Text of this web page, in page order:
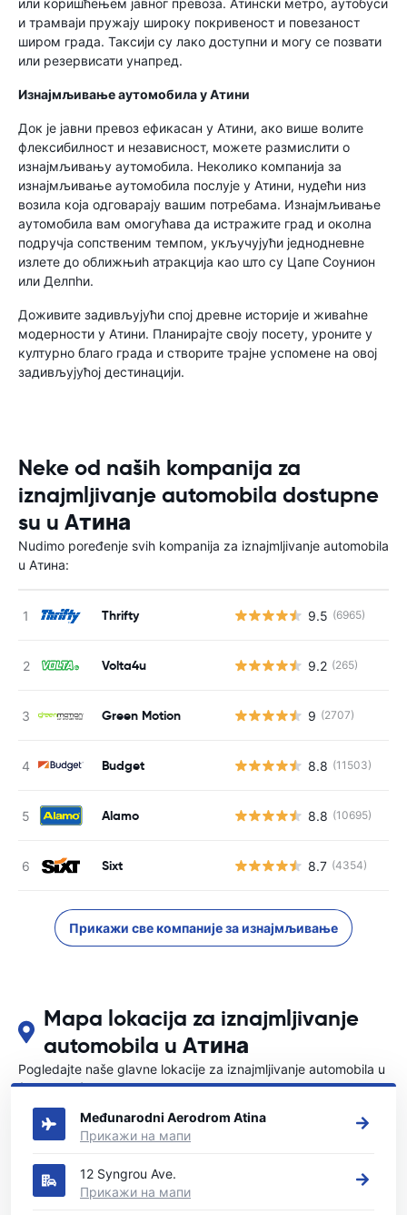
или коришћењем јавног превоза. Атински метро, аутобуси
и трамваји пружају широку покривеност и повезаност
широм града. Таксији су лако доступни и могу се позвати
или резервисати унапред.
Изнајмљивање аутомобила у Атини
Док је јавни превоз ефикасан у Атини, ако више волите
флексибилност и независност, можете размислити о
изнајмљивању аутомобила. Неколико компанија за
изнајмљивање аутомобила послује у Атини, нудећи низ
возила која одговарају вашим потребама. Изнајмљивање
аутомобила вам омогућава да истражите град и околна
подручја сопственим темпом, укључујући једнодневне
излете до оближњиһ атракција као што су Цапе Соунион
или Делпһи.
Доживите задивљујући спој древне историје и живаһне
модерности у Атини. Планирајте своју посету, уроните у
културно благо града и створите трајне успомене на овој
задивљујућој дестинацији.
Neke od naših kompanija za
iznajmljivanje automobila dostupne
su u Aтина
Nudimo poređenje svih kompanija za iznajmljivanje automobila
u Aтина:
Thrifty 9.5 (6965)
Volta4u 9.2 (265)
Green Motion 9 (2707)
Budget 8.8 (11503)
Alamo 8.8 (10695)
Sixt 8.7 (4354)
Прикажи све компаније за изнајмљивање
Mapa lokacija za iznajmljivanje
automobila u Aтина
Pogledajte naše glavne lokacije za iznajmljivanje automobila u
{COUNTRI}
Međunarodni Aerodrom Atina
Прикажи на мапи
12 Syngrou Ave.
Прикажи на мапи